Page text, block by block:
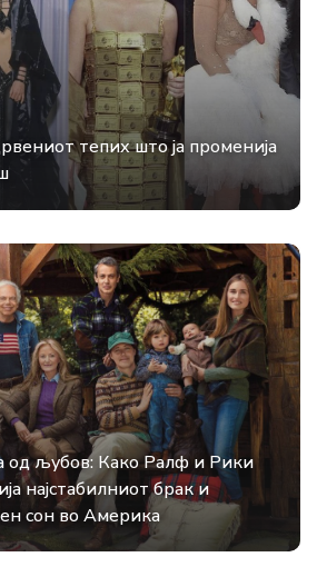
тепих што ја променија
од љубов: Како Ралф и Рики
најстабилниот брак и
сон во Америка